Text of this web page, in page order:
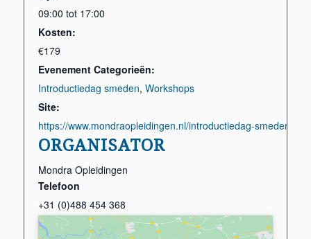
09:00 tot 17:00
Kosten:
€179
Evenement Categorieën:
Introductiedag smeden, Workshops
Site:
https://www.mondraopleidingen.nl/introductiedag-smeden-
ORGANISATOR
Mondra Opleidingen
Telefoon
+31 (0)488 454 368